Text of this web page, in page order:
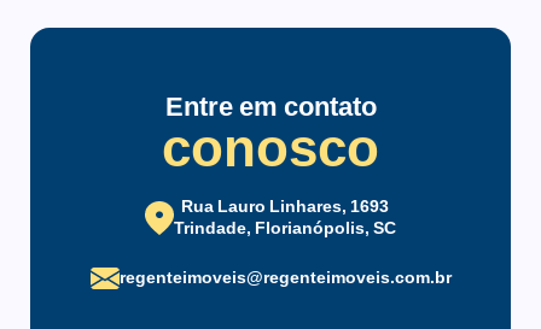
Entre em contato
conosco
Rua Lauro Linhares, 1693
Trindade, Florianópolis, SC
regenteimoveis@regenteimoveis.com.br